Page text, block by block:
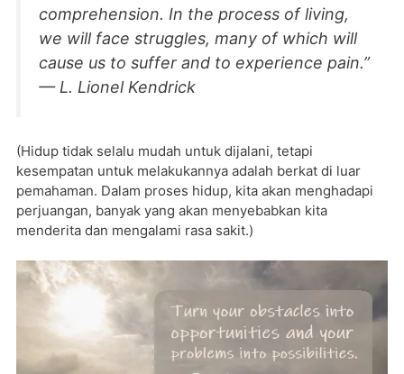
comprehension. In the process of living,
we will face struggles, many of which will
cause us to suffer and to experience pain.”
— L. Lionel Kendrick
(Hidup tidak selalu mudah untuk dijalani, tetapi
kesempatan untuk melakukannya adalah berkat di luar
pemahaman. Dalam proses hidup, kita akan menghadapi
perjuangan, banyak yang akan menyebabkan kita
menderita dan mengalami rasa sakit.)